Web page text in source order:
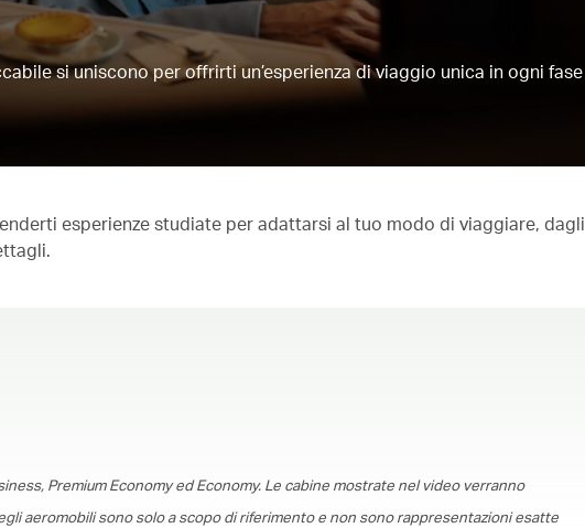
si uniscono per offrirti un’esperienza di viaggio unica in ogni fase
esperienze studiate per adattarsi al tuo modo di viaggiare, dagli
Premium Economy ed Economy. Le cabine mostrate nel video verranno
aeromobili sono solo a scopo di riferimento e non sono rappresentazioni esatte